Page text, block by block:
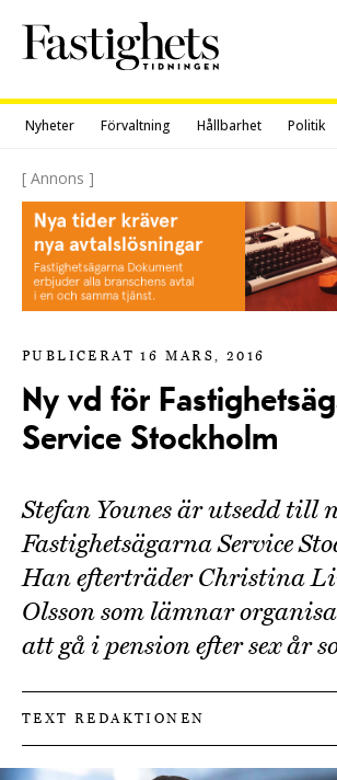
content
Nyheter Förvaltning Hållbarhet Politik
[ Annons ]
PUBLICERAT 16 MARS, 2016
Ny vd för
Service Stockholm
Stefan Younes är utsedd till
Fastighetsägarna Service
Han efterträder Christina
Olsson som lämnar
att gå i pension efter sex år
TEXT REDAKTIONEN